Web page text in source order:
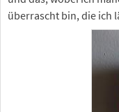
überrascht bin, die ich